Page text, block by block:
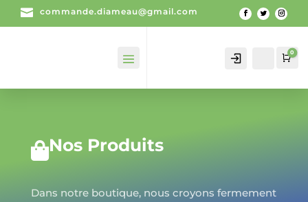
 commande.diameau@gmail.com
0
Nos Produits
Dans notre boutique, nous croyons fermement